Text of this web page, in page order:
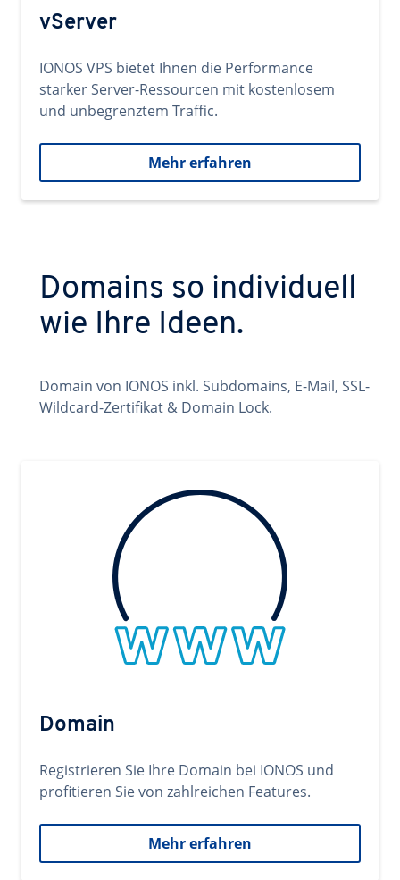
vServer
IONOS VPS bietet Ihnen die Performance
starker Server-Ressourcen mit kostenlosem
und unbegrenztem Traffic.
Mehr erfahren
Domains so individuell
wie Ihre Ideen.
Domain von IONOS inkl. Subdomains, E-Mail, SSL-
Wildcard-Zertifikat & Domain Lock.
Domain
Registrieren Sie Ihre Domain bei IONOS und
profitieren Sie von zahlreichen Features.
Mehr erfahren